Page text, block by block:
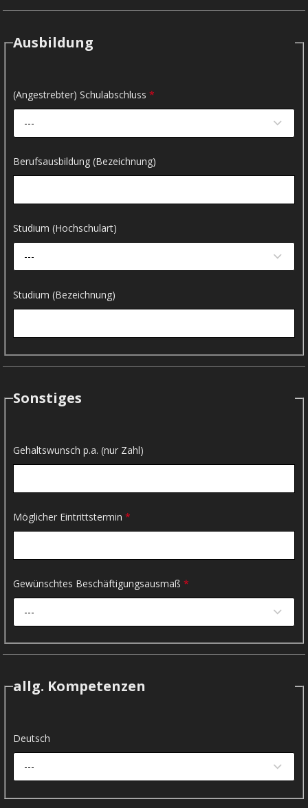
Ausbildung
(Angestrebter) Schulabschluss *
---
Berufsausbildung (Bezeichnung)
Studium (Hochschulart)
---
Studium (Bezeichnung)
Sonstiges
Gehaltswunsch p.a. (nur Zahl)
Möglicher Eintrittstermin *
Gewünschtes Beschäftigungsausmaß *
---
allg. Kompetenzen
Deutsch
---